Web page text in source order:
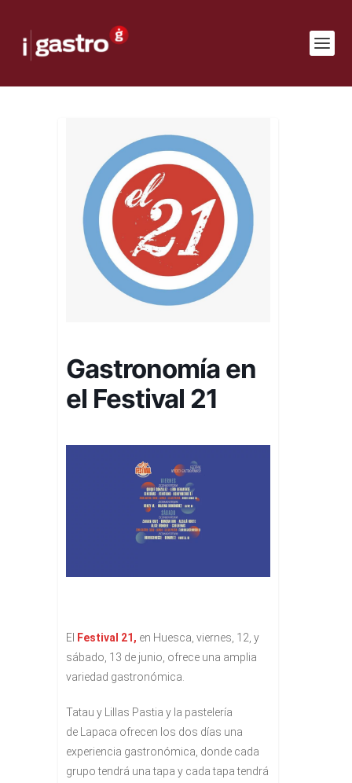
Gastronomía en
el Festival 21
El Festival 21, en Huesca, viernes, 12, y
sábado, 13 de junio, ofrece una amplia
variedad gastronómica.
Tatau y Lillas Pastia y la pastelería
de Lapaca ofrecen los dos días una
experiencia gastronómica, donde cada
grupo tendrá una tapa y cada tapa tendrá